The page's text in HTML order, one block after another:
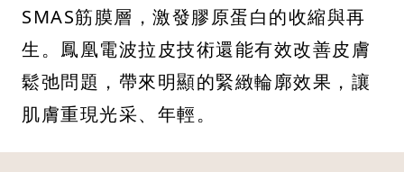
SMAS筋膜層，激發膠原蛋白的收縮與再
生。鳳凰電波拉皮技術還能有效改善皮膚
鬆弛問題，帶來明顯的緊緻輪廓效果，讓
肌膚重現光采、年輕。